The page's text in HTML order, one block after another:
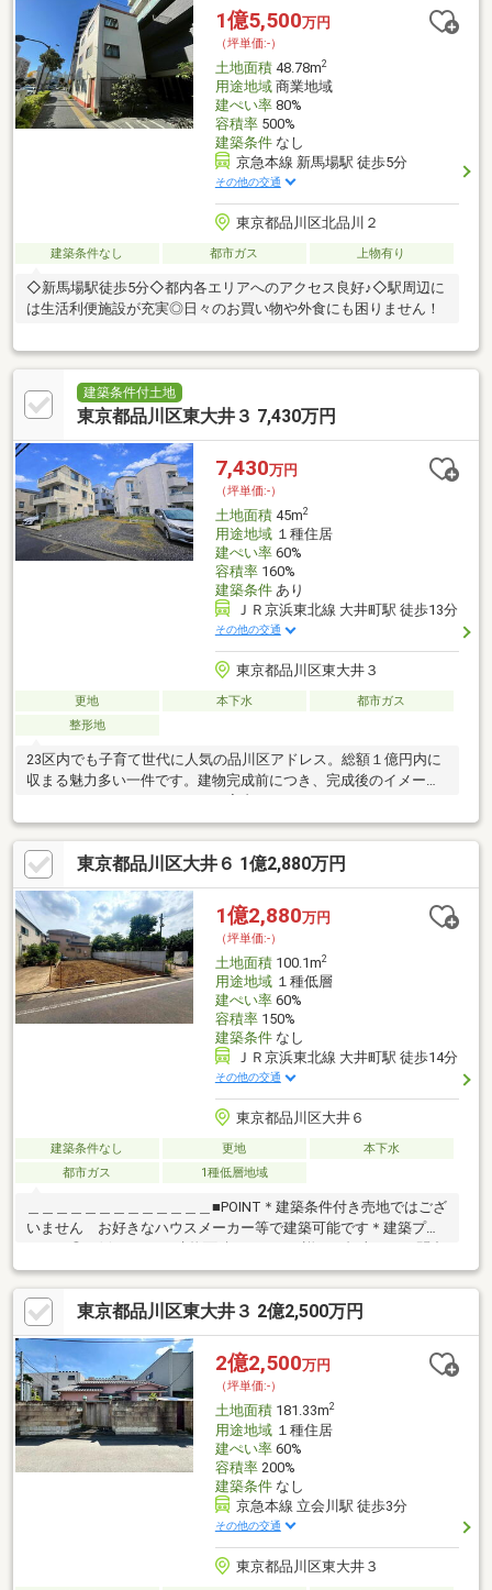
務店ならではの建築やリフォーム知識は勿論のこと。一級建築士
が常駐なので、ご希望プランを入れたり、建物見積もスピーディ
ー。他社ハウスメーカー、リフォーム会社等もご紹介可能。
1億5,500万円
（坪単価:-）
土地面積48.78m2
用途地域商業地域
建ぺい率80%
容積率500%
建築条件なし
京急本線 新馬場駅 徒歩5分
その他の交通
東京都品川区北品川２
建築条件なし 都市ガス 上物有り
◇新馬場駅徒歩5分◇都内各エリアへのアクセス良好♪◇駅周辺に
は生活利便施設が充実◎日々のお買い物や外食にも困りません！
建築条件付土地
東京都品川区東大井３ 7,430万円
7,430万円
（坪単価:-）
土地面積45m2
用途地域１種住居
建ぺい率60%
容積率160%
建築条件あり
ＪＲ京浜東北線 大井町駅 徒歩13分
その他の交通
東京都品川区東大井３
更地 本下水
都市ガス
整形地
23区内でも子育て世代に人気の品川区アドレス。総額１億円内に
収まる魅力多い一件です。建物完成前につき、完成後のイメージ
◇◆◇◆◇◆◇◆◇◆◇◆◇◆◇◆◇◆ご内覧ご予約承ってお
りますお気軽にご連絡下さい
◇◆◇◆◇◆◇◆◇◆◇◆◇◆◇◆◇◆・ハウスセレクトの得
意販売エリアの物件・世田谷区を中心に地元で密着♪（隣接区や都
心エリア・ベイエリアもご案内中）・皆様の気になる本物件につ
いてはもちろん、周辺環境も併せて詳しくご説明いたします。
東京都品川区大井６ 1億2,880万円
1億2,880万円
（坪単価:-）
土地面積100.1m2
用途地域１種低層
建ぺい率60%
容積率150%
建築条件なし
ＪＲ京浜東北線 大井町駅 徒歩14分
その他の交通
東京都品川区大井６
建築条件なし 更地
本下水
都市ガス
1種低層地域
＿＿＿＿＿＿＿＿＿＿＿＿＿■POINT＊建築条件付き売地ではござ
いません お好きなハウスメーカー等で建築可能です＊建築プラ
せください■アクセス・京急本線「立会川」駅 徒歩10分・JR京浜
東北・根岸線「大森」駅 徒歩12分・JR京浜東北線「大井町」駅
徒歩14分・東急大井町線・りんかい線「大井町」駅 徒歩16分■周
辺施設・トップパルケ鹿島店(スーパー) …約350m・まいばすけっ
と大井６丁目店 …約350m・ローソン品川南大井五丁目店 …約
260m・大井鹿島公園 …約20m
東京都品川区東大井３ 2億2,500万円
2億2,500万円
（坪単価:-）
土地面積181.33m2
用途地域１種住居
建ぺい率60%
容積率200%
建築条件なし
京急本線 立会川駅 徒歩3分
その他の交通
東京都品川区東大井３